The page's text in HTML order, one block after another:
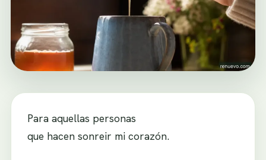
Para aquellas personas
que hacen sonreir mi corazón.